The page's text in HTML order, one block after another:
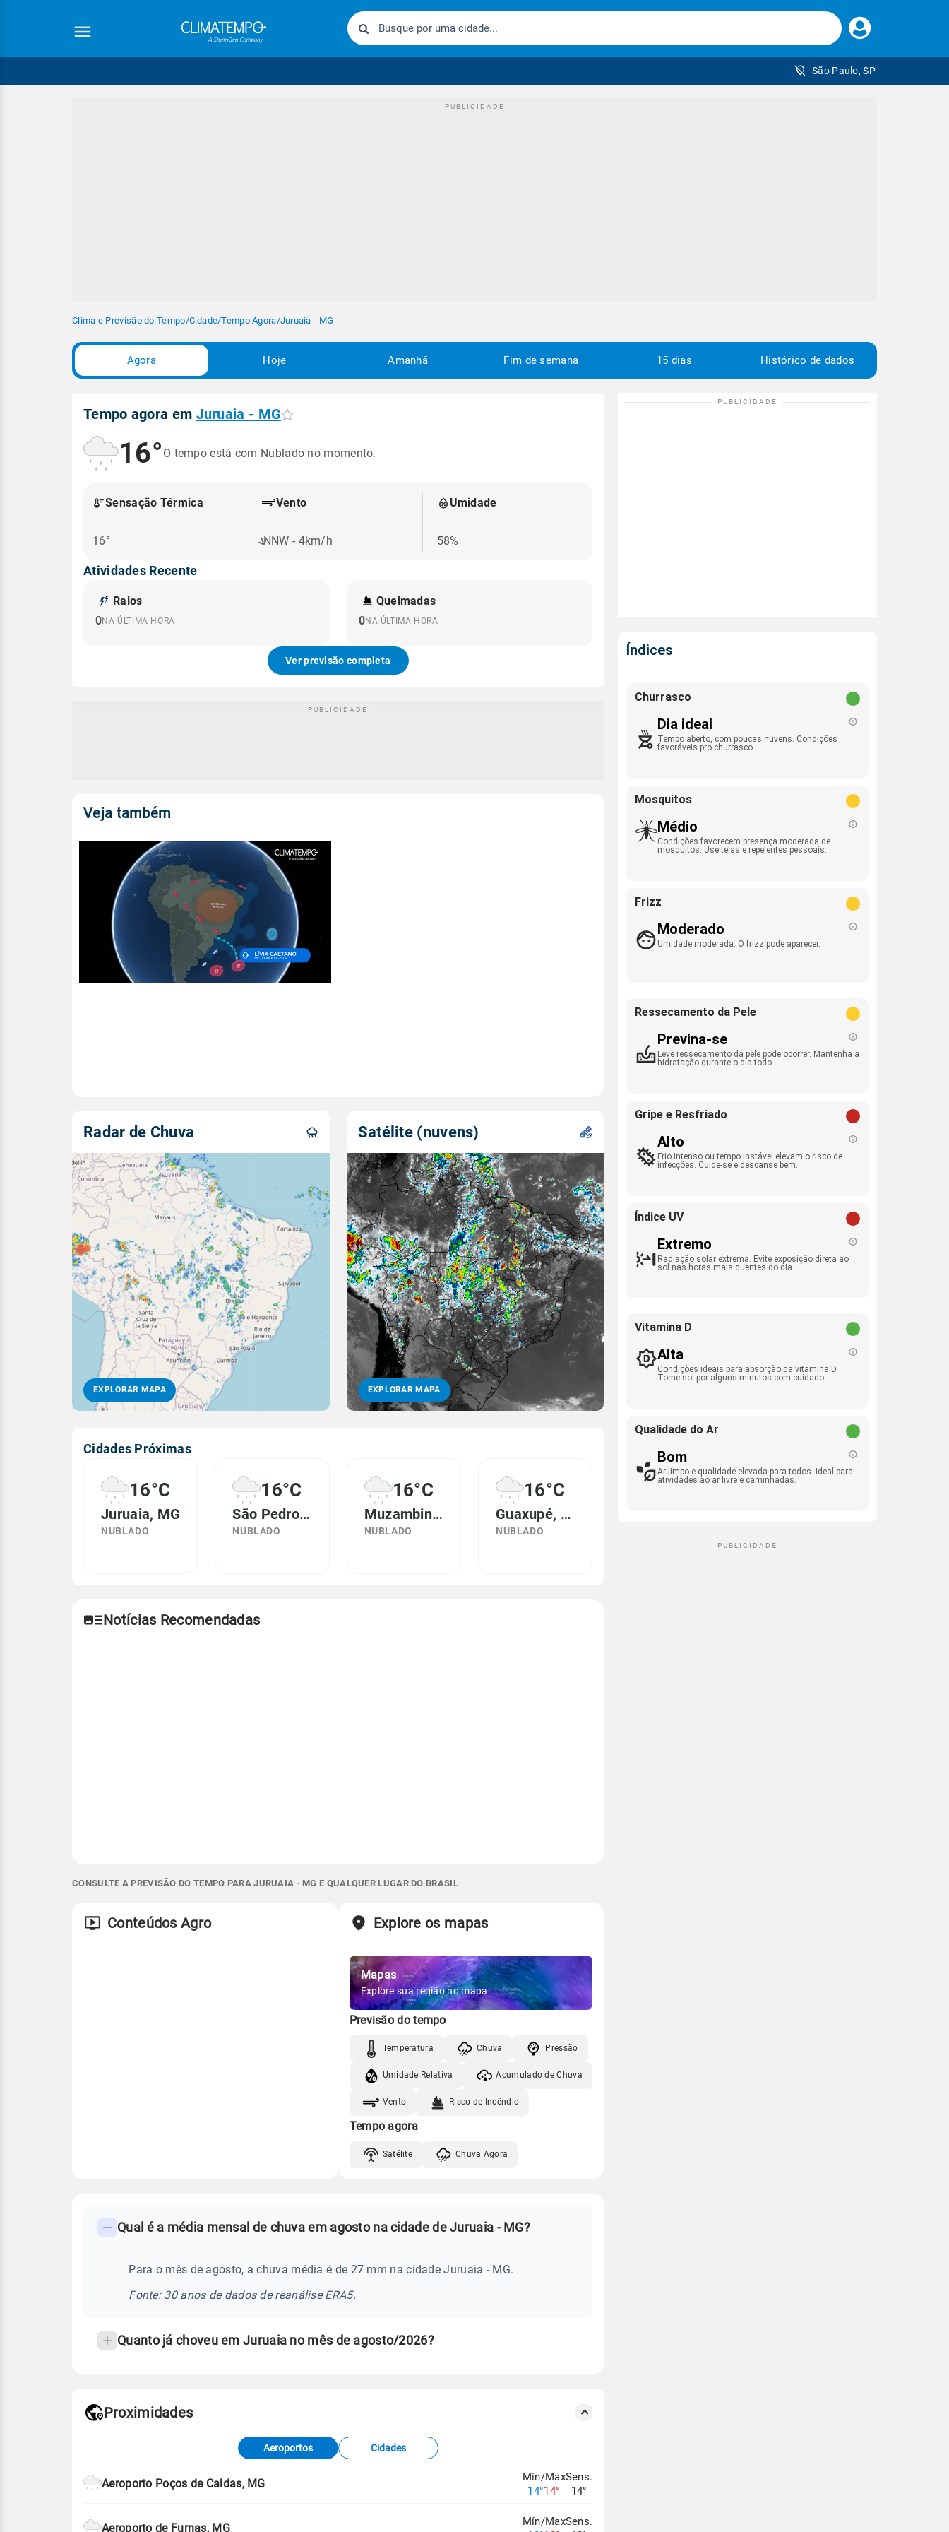
Faça
seu
São Paulo, SP
Clima e Previsão do Tempo/Cidade/Tempo Agora/Juruaia - MG
Agora Hoje Amanhã Fim de semana 15 dias Histórico de dados
Tempo agora em Juruaia - MG
16° O tempo está com Nublado no momento.
Sensação Térmica
16°
Vento
NNW - 4km/h
Umidade
58%
Atividades Recente
Raios
0NA ÚLTIMA HORA
Queimadas
0NA ÚLTIMA HORA
Ver previsão completa
Veja também
Radar de Chuva
EXPLORAR MAPA
Satélite (nuvens)
EXPLORAR MAPA
Cidades Próximas
16°C
Juruaia, MG
NUBLADO
16°C
São Pedro da União, MG
NUBLADO
16°C
Muzambinho, MG
NUBLADO
16°C
Guaxupé, MG
NUBLADO
Notícias Recomendadas
CONSULTE A PREVISÃO DO TEMPO PARA JURUAIA - MG E QUALQUER LUGAR DO BRASIL
Conteúdos Agro Explore os mapas
Mapas
Explore sua região no mapa
Previsão do tempo
Temperatura Chuva Pressão
Umidade Relativa Acumulado de Chuva
Vento Risco de Incêndio
Tempo agora
Satélite Chuva Agora
frequentes
temperatura
Qual é a média mensal de chuva em agosto na cidade de Juruaia - MG?
Para o mês de agosto, a chuva média é de 27 mm na cidade Juruaia - MG.
Fonte: 30 anos de dados de reanálise ERA5.
Quanto já choveu em Juruaia no mês de agosto/2026?
de Tempo e Estudos Climáticos (CPTEC).
Proximidades
Aeroportos Cidades
Aeroporto Poços de Caldas, MG
Mín/Max
14°14°
Sens.
14°
Aeroporto de Furnas, MG
Mín/MaxSens.
Índices
Churrasco
Dia ideal
Tempo aberto, com poucas nuvens. Condições
favoráveis pro churrasco.
Mosquitos
Médio
Condições favorecem presença moderada de
mosquitos. Use telas e repelentes pessoais.
Frizz
Moderado
Umidade moderada. O frizz pode aparecer.
Ressecamento da Pele
Previna-se
Leve ressecamento da pele pode ocorrer. Mantenha a
hidratação durante o dia todo.
Gripe e Resfriado
Alto
Frio intenso ou tempo instável elevam o risco de
infecções. Cuide-se e descanse bem.
Índice UV
Extremo
Radiação solar extrema. Evite exposição direta ao
sol nas horas mais quentes do dia.
Vitamina D
Alta
Condições ideais para absorção da vitamina D.
Tome sol por alguns minutos com cuidado.
Qualidade do Ar
Bom
Ar limpo e qualidade elevada para todos. Ideal para
atividades ao ar livre e caminhadas.